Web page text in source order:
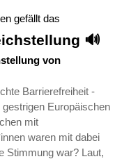
gefällt das
🔊
von
Barrierefreiheit -
Europäischen
mit
waren mit dabei
Stimmung war? Laut,